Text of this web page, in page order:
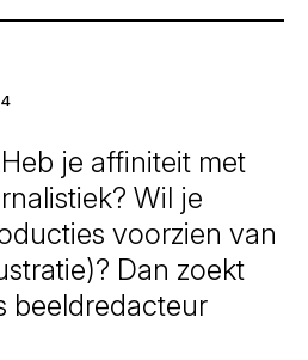
je affiniteit met
Wil je
voorzien van
Dan zoekt
beeldredacteur